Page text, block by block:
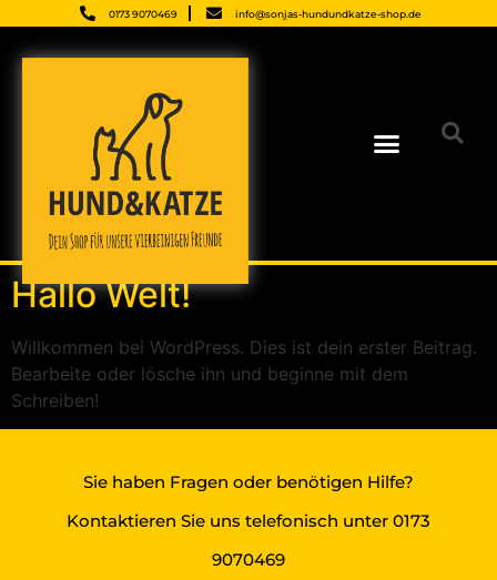
0173 9070469 info@sonjas-hundundkatze-shop.de
Hallo Welt!
Willkommen bei WordPress. Dies ist dein erster Beitrag.
Bearbeite oder lösche ihn und beginne mit dem
Schreiben!
Sie haben Fragen oder benötigen Hilfe?
Kontaktieren Sie uns telefonisch unter 0173
9070469